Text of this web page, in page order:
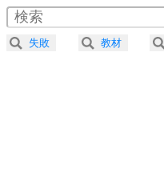
器の大き
プラス思考
2.0倍速 （145KB 36
2.5倍速 （116KB 29
3.0倍速 （97KB 24秒
失敗 教材